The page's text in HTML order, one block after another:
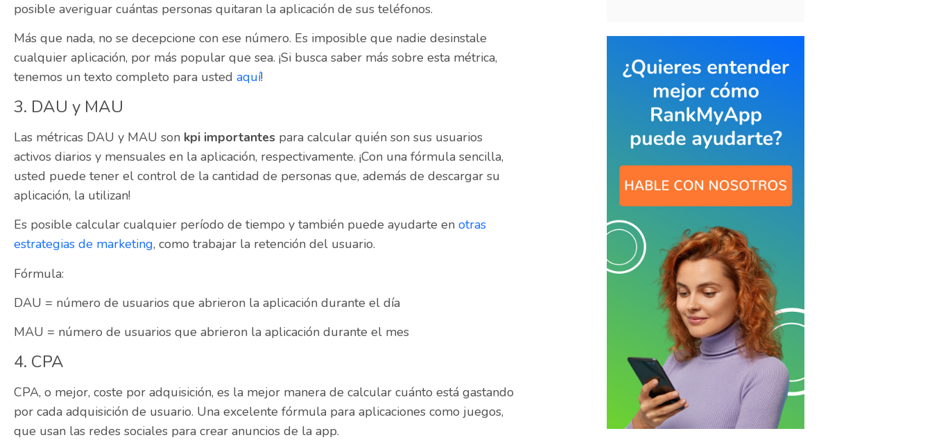
posible averiguar cuántas personas quitaran la aplicación de sus teléfonos.
Más que nada, no se decepcione con ese número. Es imposible que nadie desinstale
cualquier aplicación, por más popular que sea. ¡Si busca saber más sobre esta métrica,
tenemos un texto completo para usted aquí!
3. DAU y MAU
Las métricas DAU y MAU son kpi importantes para calcular quién son sus usuarios
activos diarios y mensuales en la aplicación, respectivamente. ¡Con una fórmula sencilla,
usted puede tener el control de la cantidad de personas que, además de descargar su
aplicación, la utilizan!
Es posible calcular cualquier período de tiempo y también puede ayudarte en otras
estrategias de marketing, como trabajar la retención del usuario.
Fórmula:
DAU = número de usuarios que abrieron la aplicación durante el día
MAU = número de usuarios que abrieron la aplicación durante el mes
4. CPA
CPA, o mejor, coste por adquisición, es la mejor manera de calcular cuánto está gastando
por cada adquisición de usuario. Una excelente fórmula para aplicaciones como juegos,
que usan las redes sociales para crear anuncios de la app.